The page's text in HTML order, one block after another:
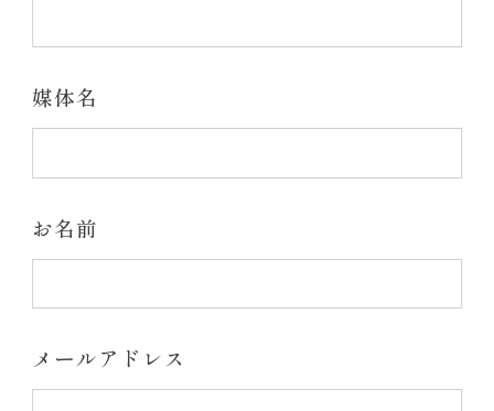
開発ストーリー
KISEKI:のギフト
KISEKI:のサポート
お問い合わせ
媒体名
お名前
メールアドレス